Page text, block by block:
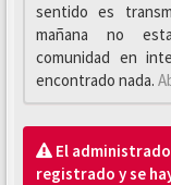
sentido es
mañana no
comunidad en
encontrado nada.
El
registrado y se